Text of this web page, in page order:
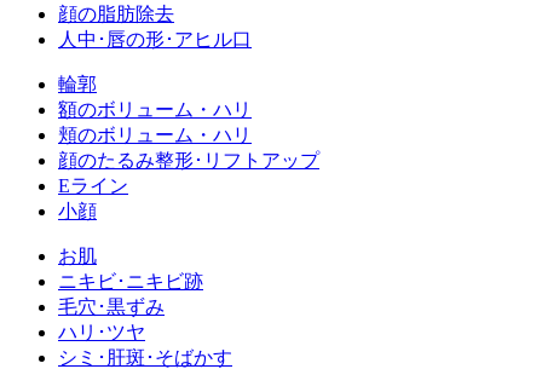
顔の脂肪除去
人中･唇の形･アヒル口
輪郭
額のボリューム・ハリ
頬のボリューム・ハリ
顔のたるみ整形･リフトアップ
Eライン
小顔
お肌
ニキビ･ニキビ跡
毛穴･黒ずみ
ハリ･ツヤ
シミ･肝斑･そばかす